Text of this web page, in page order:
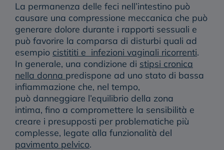
La permanenza delle feci nell’intestino può
causare una compressione meccanica che può
generare dolore durante i rapporti sessuali e
può favorire la comparsa di disturbi quali ad
esempio cistititi e infezioni vaginali ricorrenti.
In generale, una condizione di stipsi cronica
nella donna predispone ad uno stato di bassa
infiammazione che, nel tempo,
può danneggiare l’equilibrio della zona
intima, fino a compromettere la sensibilità e
creare i presupposti per problematiche più
complesse, legate alla funzionalità del
pavimento pelvico.